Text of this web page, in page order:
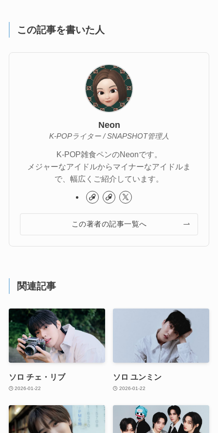
この記事を書いた人
Neon
K-POPライター / SNAPSHOT管理人
K-POP雑食ペンのNeonです。
メジャーなアイドルからマイナーなアイドルま
で、幅広くご紹介しています。
この著者の記事一覧へ
関連記事
ソロ チェ・リブ
2026-01-22
ソロ ユンミン
2026-01-22